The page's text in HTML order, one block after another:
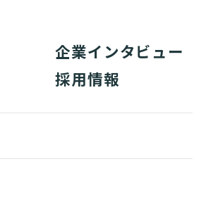
企業インタビュー
採用情報